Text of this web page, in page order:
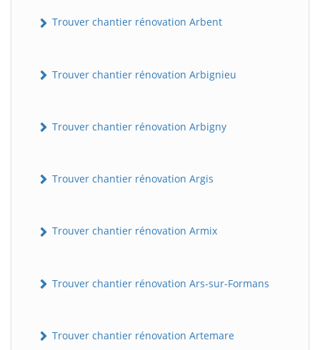
Trouver chantier rénovation Arbent
Trouver chantier rénovation Arbignieu
Trouver chantier rénovation Arbigny
Trouver chantier rénovation Argis
Trouver chantier rénovation Armix
Trouver chantier rénovation Ars-sur-Formans
Trouver chantier rénovation Artemare